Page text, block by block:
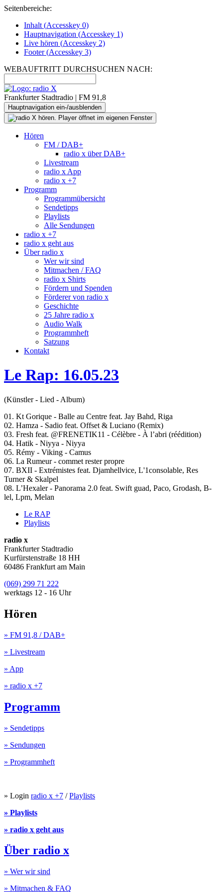
Seitenbereiche:
Inhalt (Accesskey 0)
Hauptnavigation (Accesskey 1)
Live hören (Accesskey 2)
Footer(Accesskey 3)
WEBAUFTRITT DURCHSUCHEN NACH:
Frankfurter Stadtradio | FM 91,8
Hauptnavigation ein-/ausblenden
Hören
FM / DAB+
radio x über DAB+
Livestream
radio x App
radio x +7
Programm
Programmübersicht
Sendetipps
Playlists
Alle Sendungen
radio x +7
radio x geht aus
Über radio x
Wer wir sind
Mitmachen / FAQ
radio x Shirts
Fördern und Spenden
Förderer von radio x
Geschichte
25 Jahre radio x
Audio Walk
Programmheft
Satzung
Kontakt
Le Rap: 16.05.23
(Künstler - Lied - Album)
01. Kt Gorique - Balle au Centre feat. Jay Bahd, Riga
02. Hamza - Sadio feat. Offset & Luciano (Remix)
03. Fresh feat. @FRENETIK11 - Célèbre - À l’abri (réédition)
04. Hatik - Niyya - Niyya
05. Rémy - Viking - Camus
06. La Rumeur - commet rester propre
07. BXII - Extrémistes feat. Djamhellvice, L'1consolable, Res
Turner & Skalpel
08. L’Hexaler - Panorama 2.0 feat. Swift guad, Paco, Grodash, B-
lel, Lpm, Melan
Le RAP
Playlists
radio x
Frankfurter Stadtradio
Kurfürstenstraße 18 HH
60486 Frankfurt am Main
(069) 299 71 222
werktags 12 - 16 Uhr
Hören
» FM 91,8 / DAB+
» Livestream
» App
» radio x +7
Programm
» Sendetipps
» Sendungen
» Programmheft
» Login radio x +7 /Playlists
» Playlists
» radio x geht aus
Über radio x
» Wer wir sind
» Mitmachen & FAQ